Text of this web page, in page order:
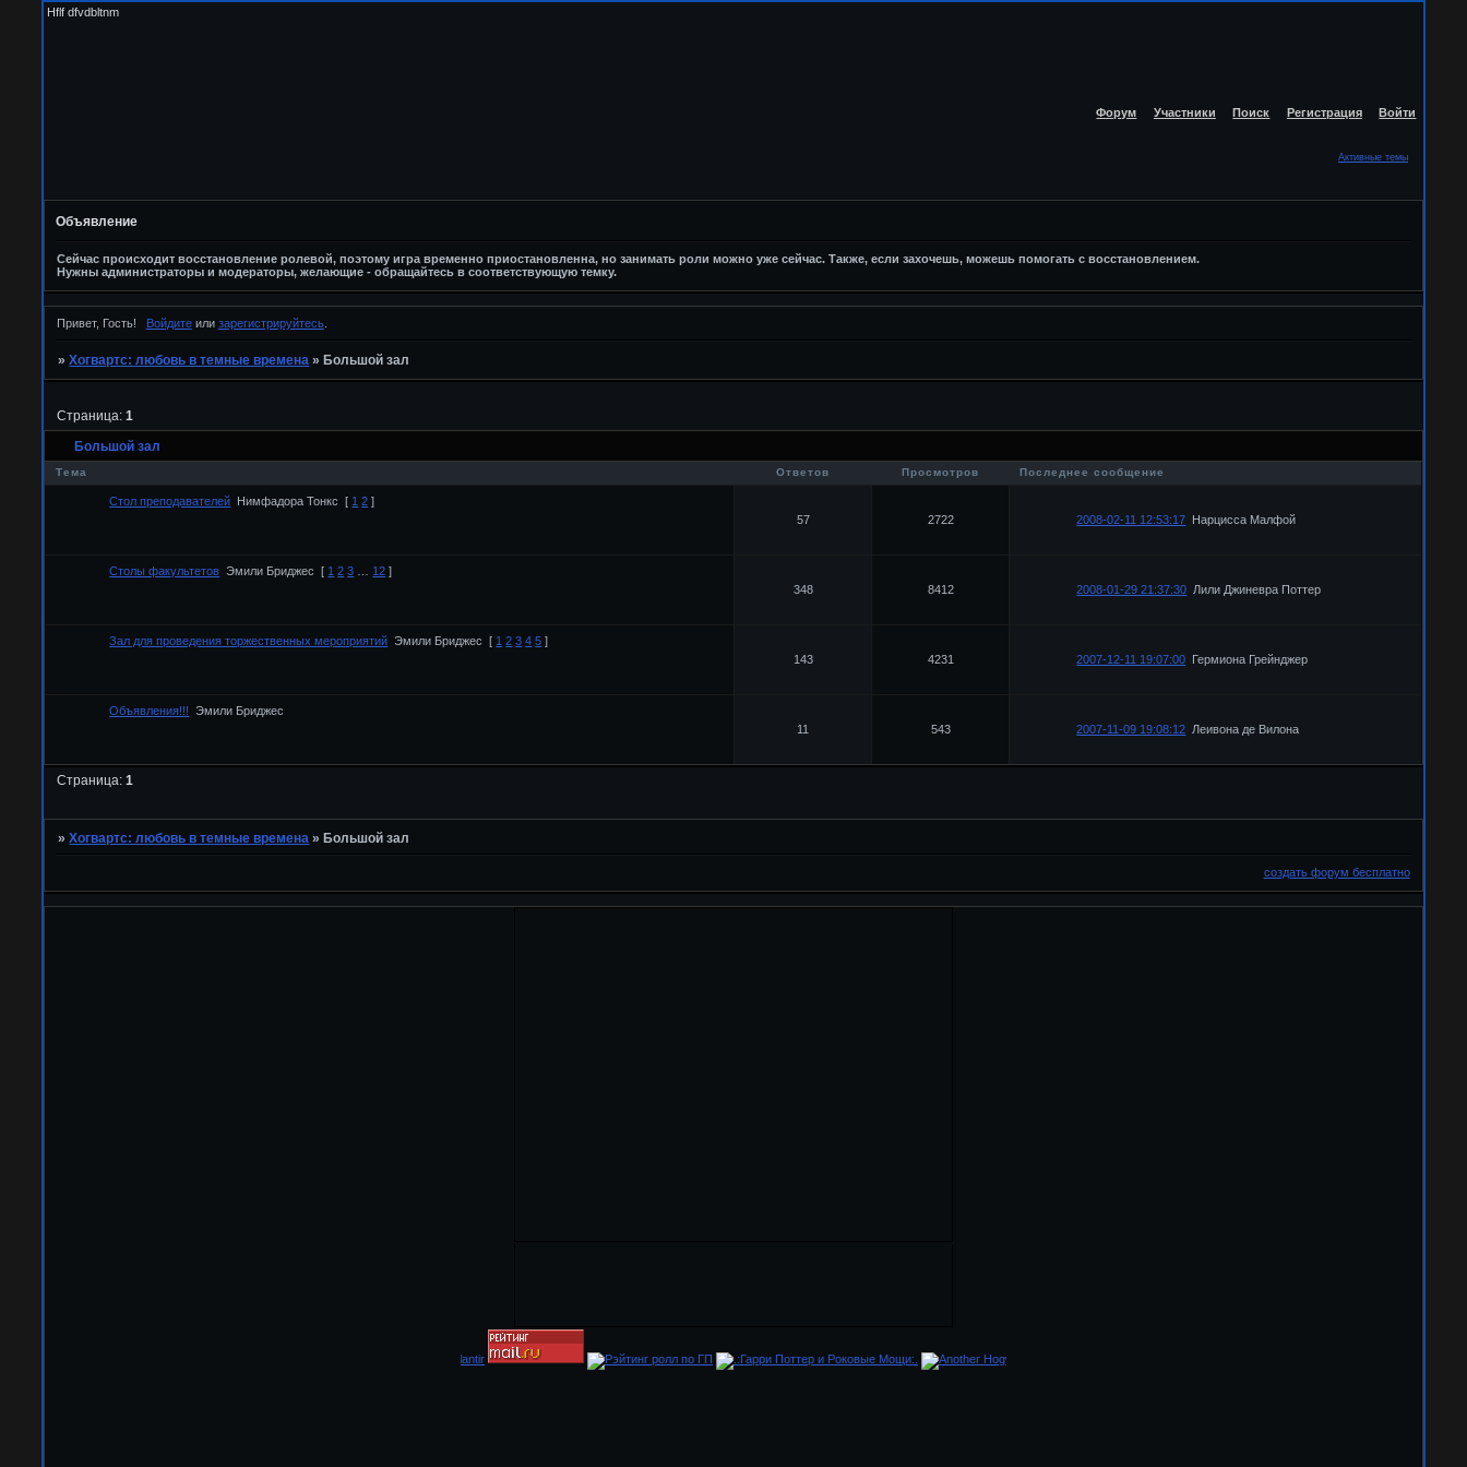
Hflf dfvdbltnm
Форум Участники Поиск Регистрация Войти
Активные темы
Объявление
Сейчас происходит восстановление ролевой, поэтому игра временно приостановленна, но занимать роли можно уже сейчас. Также, если захочешь, можешь помогать с восстановлением.
Нужны администраторы и модераторы, желающие - обращайтесь в соответствующую темку.
Привет, Гость! Войдитеили зарегистрируйтесь.
»Хогвартс: любовь в темные времена » Большой зал
Большой зал
Страница:1
Тема Ответов Просмотров Последнее сообщение
Стол преподавателей Нимфадора Тонкс [ 1 2 ]
57
2722 2008-02-11 12:53:17 Нарцисса Малфой
Столы факультетов Эмили Бриджес [ 1 2 3 12 ]
348
8412 2008-01-29 21:37:30 Лили Джиневра Поттер
Зал для проведения торжественных мероприятий Эмили Бриджес [ 1 2 3 4 5 ]
143
4231 2007-12-11 19:07:00 Гермиона Грейнджер
Объявления!!!
Эмили Бриджес
11
543 2007-11-09 19:08:12 Леивона де Вилона
Страница:1
»Хогвартс: любовь в темные времена »Большой зал
создать форум бесплатно